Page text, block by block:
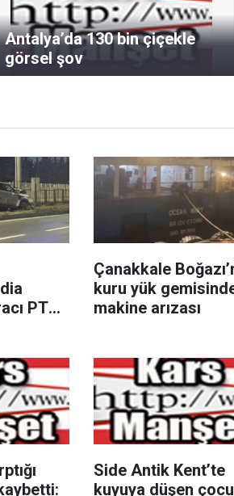
Antalya’da 130 bin çiçekle
görsel şov
PTS
Çanakkale
kuru yük
makine arızası
Side Antik Kent’te
kuyuya düşen